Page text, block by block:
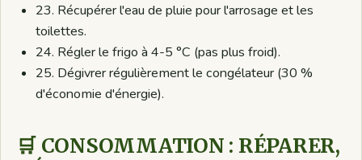
23. Récupérer l'eau de pluie pour l'arrosage et les
toilettes.
24. Régler le frigo à 4-5 °C (pas plus froid).
25. Dégivrer régulièrement le congélateur (30 %
d'économie d'énergie).
🛒 CONSOMMATION : RÉPARER,